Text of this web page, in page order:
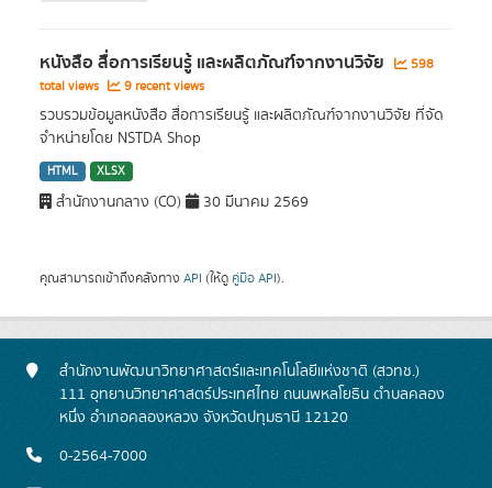
หนังสือ สื่อการเรียนรู้ และผลิตภัณฑ์จากงานวิจัย
598
total views
9 recent views
รวบรวมข้อมูลหนังสือ สื่อการเรียนรู้ และผลิตภัณฑ์จากงานวิจัย ที่จัด
จำหน่ายโดย NSTDA Shop
HTML XLSX
สำนักงานกลาง (CO) 30 มีนาคม 2569
คุณสามารถเข้าถึงคลังทาง API (ให้ดู คู่มือ API).
สำนักงานพัฒนาวิทยาศาสตร์และเทคโนโลยีแห่งชาติ (สวทช.)
111 อุทยานวิทยาศาสตร์ประเทศไทย ถนนพหลโยธิน ตำบลคลอง
หนึ่ง อำเภอคลองหลวง จังหวัดปทุมธานี 12120
0-2564-7000